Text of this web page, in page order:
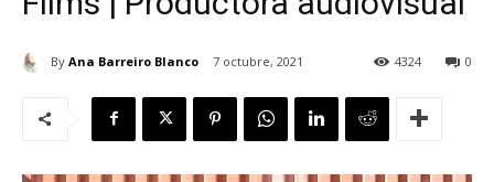
By Ana Barreiro Blanco 7 octubre, 2021 0
4324